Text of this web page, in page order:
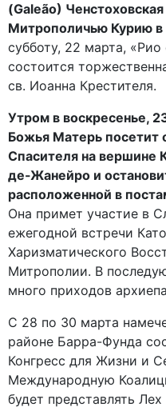
(Galeão)
Митрополичью Курию
субботу, 22 марта,
состоится
св. Иоанна Крестителя.
Утром в воскресенье,
Божья Матерь посетит
Спасителя на вершине
де-Жанейро и
расположенной в
Она примет участие в
ежегодной встречи
Харизматического
Митрополии. В
много приходов
С 28 по 30 марта
районе Барра-Фунда
Конгресс для Жизни и
Международную
будет представлять